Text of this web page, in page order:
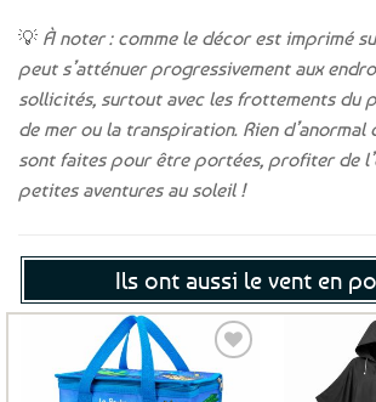
💡 À noter : comme le décor est imprimé
peut s’atténuer progressivement aux
sollicités, surtout avec les frottements du
de mer ou la transpiration. Rien d’anormal
sont faites pour être portées, profiter de
petites aventures au soleil !
Ils ont aussi le vent en